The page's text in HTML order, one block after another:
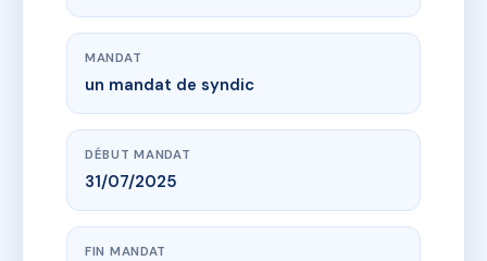
MANDAT
un mandat de syndic
DÉBUT MANDAT
31/07/2025
FIN MANDAT